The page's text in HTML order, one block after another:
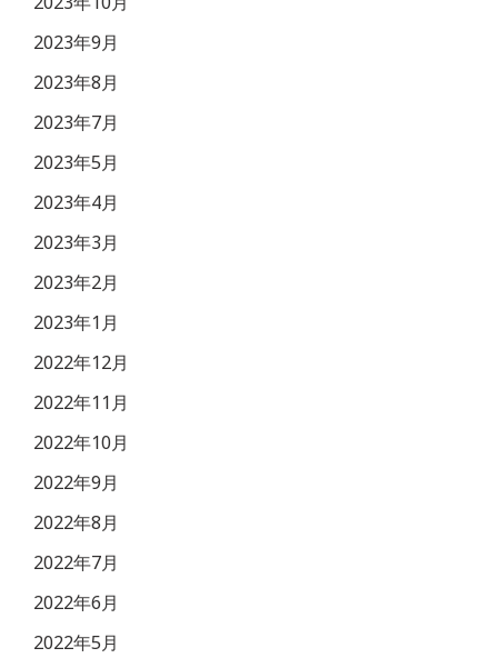
2023年9月
2023年8月
2023年7月
2023年5月
2023年4月
2023年3月
2023年2月
2023年1月
2022年12月
2022年11月
2022年10月
2022年9月
2022年8月
2022年7月
2022年6月
2022年5月